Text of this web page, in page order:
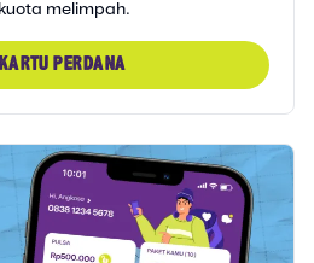
melimpah.
PERDANA